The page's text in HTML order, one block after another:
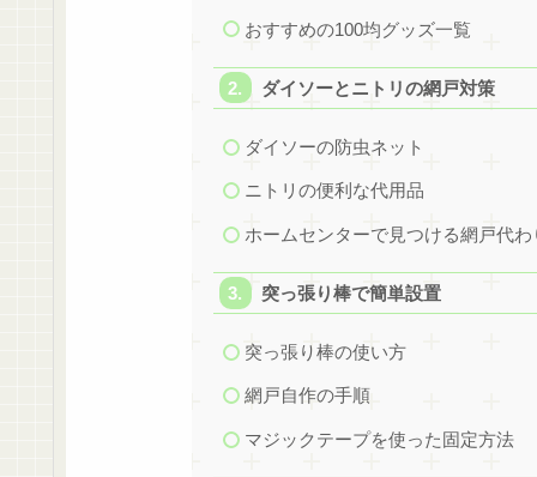
おすすめの100均グッズ一覧
ダイソーとニトリの網戸対策
ダイソーの防虫ネット
ニトリの便利な代用品
ホームセンターで見つける網戸代わ
突っ張り棒で簡単設置
突っ張り棒の使い方
網戸自作の手順
マジックテープを使った固定方法